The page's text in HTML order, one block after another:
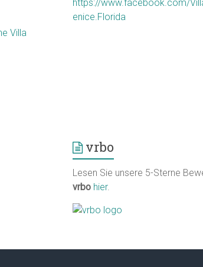
Villa
https://www.facebook.com/
enice.Florida
vrbo
Lesen Sie unsere 5-Sterne
vrbo hier.